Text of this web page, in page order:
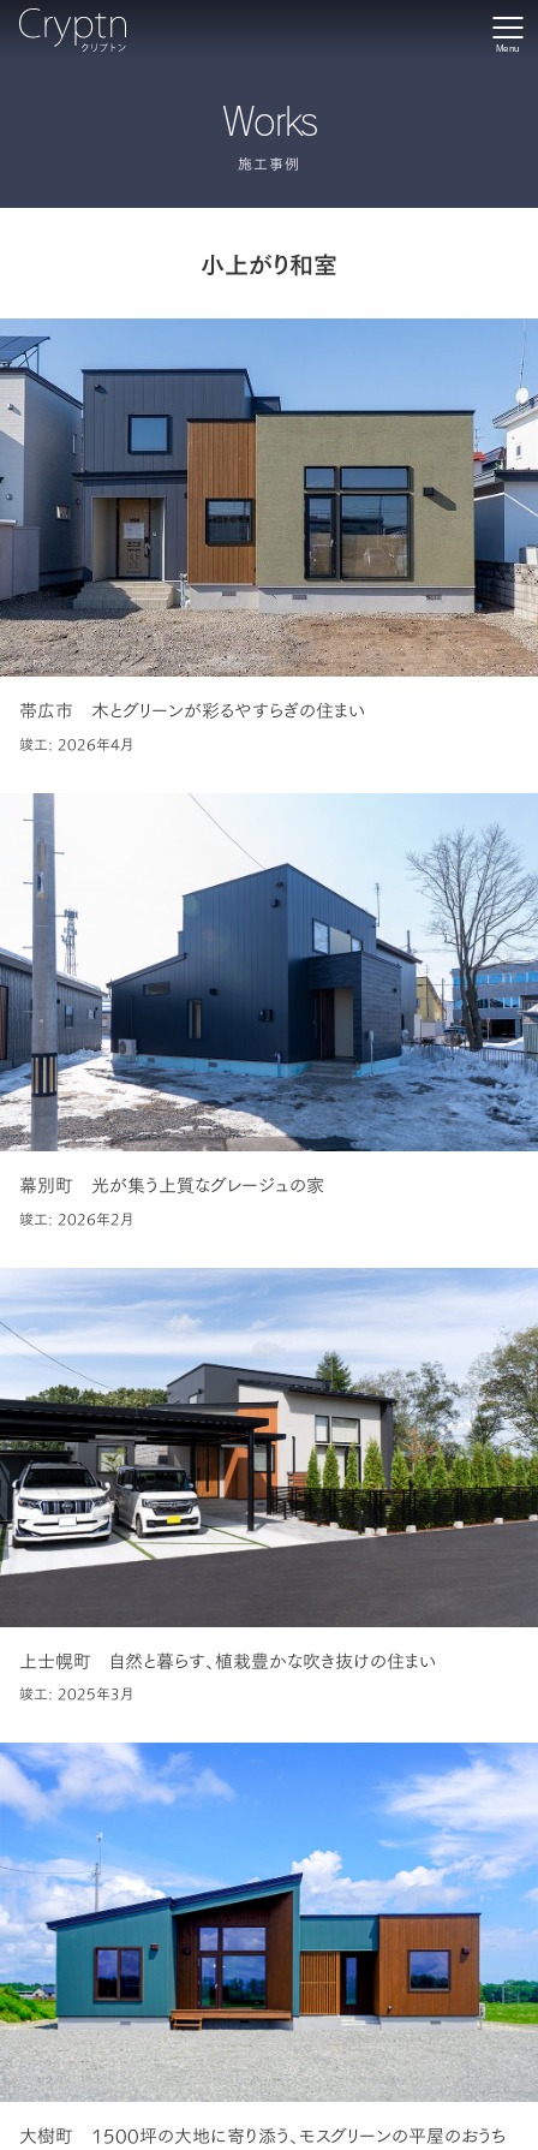
Menu
Works
施工事例
小上がり和室
帯広市 木とグリーンが彩るやすらぎの住まい
竣工: 2026年4月
幕別町 光が集う上質なグレージュの家
竣工: 2026年2月
上士幌町 自然と暮らす、植栽豊かな吹き抜けの住まい
竣工: 2025年3月
大樹町 1500坪の大地に寄り添う、モスグリーンの平屋のおうち